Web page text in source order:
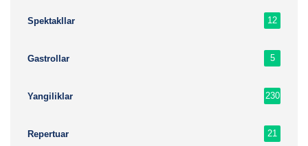
Spektakllar 12
Gastrollar 5
Yangiliklar 230
Repertuar 21